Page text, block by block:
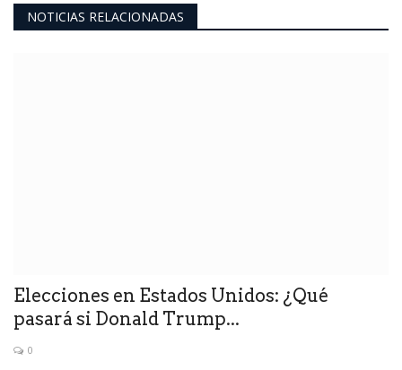
NOTICIAS RELACIONADAS
Elecciones en Estados Unidos: ¿Qué
pasará si Donald Trump...
0